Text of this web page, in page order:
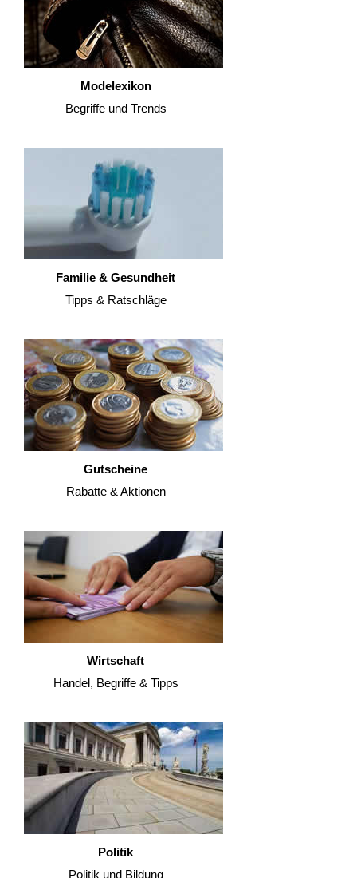
Modelexikon
Begriffe und Trends
Familie & Gesundheit
Tipps & Ratschläge
Gutscheine
Rabatte & Aktionen
Wirtschaft
Handel, Begriffe & Tipps
Politik
Politik und Bildung